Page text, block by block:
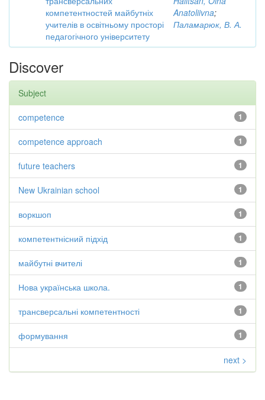
компетентностей майбутніх
учителів в освітньому просторі
педагогічного університету
Anatoliivna;
Паламарюк, В. А.
Discover
Subject
1
competence
1
competence approach
1
future teachers
1
New Ukrainian school
1
воркшоп
1
компетентнісний підхід
1
майбутні вчителі
1
Нова українська школа.
1
трансверсальні компетентності
1
формування
next >